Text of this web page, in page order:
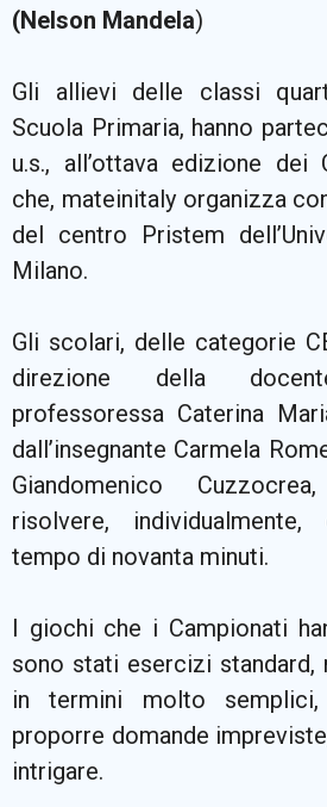
(Nelson Mandela)
Gli allievi delle classi
Scuola Primaria, hanno
u.s., all’ottava edizione dei
che, mateinitaly organizza
del centro Pristem
Milano.
Gli scolari, delle categorie
direzione della
professoressa Caterina
dall’insegnante Carmela
Giandomenico
risolvere,
tempo di novanta minuti.
I giochi che i Campionati
sono stati esercizi standard,
in termini molto
proporre domande
intrigare.